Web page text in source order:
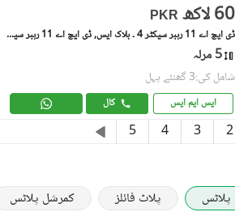
PKR 60 لاکھ
ڈی ایچ اے 11 رہبر سیکٹر 4 ۔ بلاک ایس, ڈی ایچ اے 11 رہبر سیکٹر 4
5 مرلہ
شامل کی:3 گھنٹے پہل
ایس ایم ایس کال
2
3
4
5
پلاٹس پلاٹ فائلز کمرشل پلاٹس